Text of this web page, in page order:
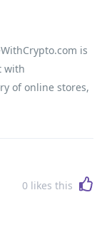
is
with
of online stores,
friendly
debit cards,
safely, smartly,
your first
0 likes this